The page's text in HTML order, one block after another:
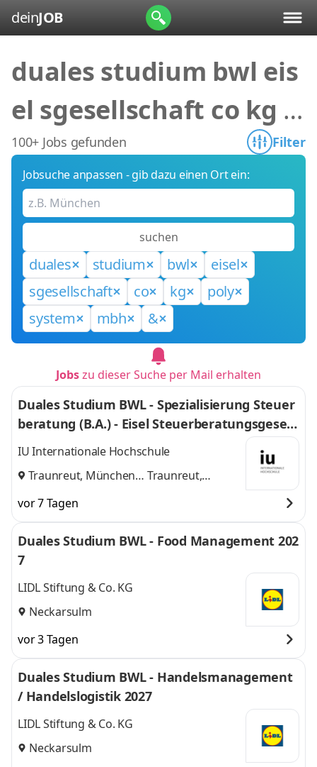
deinJOB
duales studium bwl eis
el sgesellschaft co kg p
oly system mbh &
100+ Jobs gefunden Filter
Jobsuche anpassen - gib dazu einen Ort ein:
suchen
duales studium bwl
eisel
sgesellschaft
co kg
poly
system
mbh &
Jobszu dieser Suche per Mail erhalten
Duales Studium BWL - Spezialisierung Steuer
beratung (B.A.) - Eisel Steuerberatungsgesell
schaft mbH & Co. KG
IU Internationale Hochschule
Traunreut, München
Traunreut,
vor 7 Tagen
Duales Studium BWL - Food Management 202
7
LIDL Stiftung & Co. KG
Neckarsulm
vor 3 Tagen
Duales Studium BWL - Handelsmanagement
/ Handelslogistik 2027
LIDL Stiftung & Co. KG
Neckarsulm